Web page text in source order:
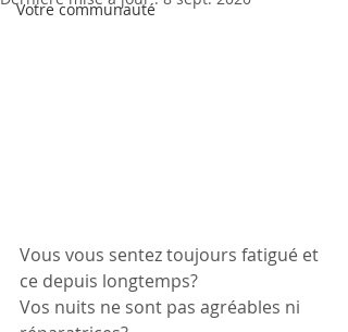
Votre communauté
Vous vous sentez toujours fatigué et
ce depuis longtemps?
Vos nuits ne sont pas agréables ni